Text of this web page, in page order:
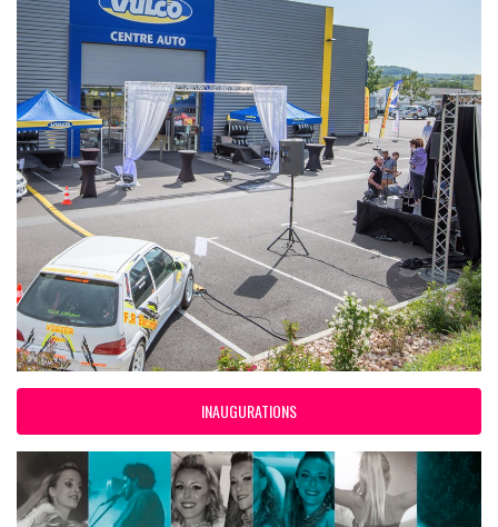
INAUGURATIONS